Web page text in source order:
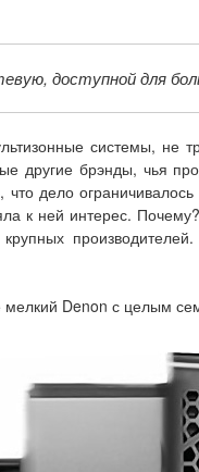
доступной для
системы, не
другие брэнды, чья
дело
к ней интерес.
Denon с целым